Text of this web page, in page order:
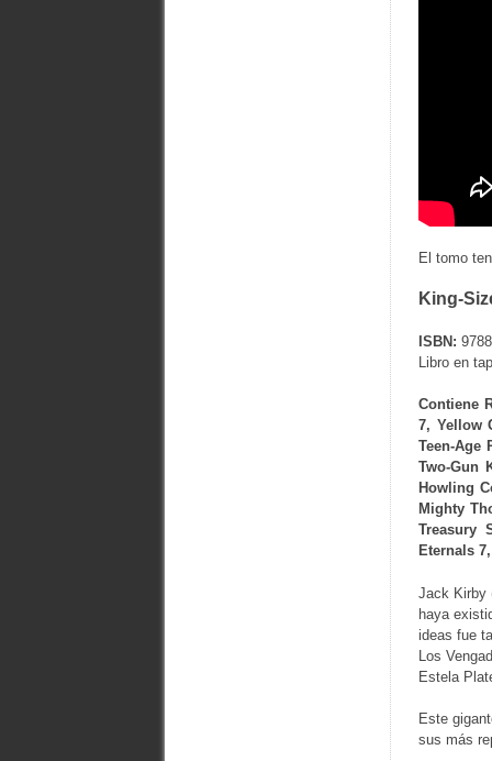
El tomo
King-
ISBN:
Libro en
Contiene
7, Yellow
Teen-Age
Two-Gun
Howling
Mighty
Treasury
Eternals
Jack Kirby
haya
ideas fue
Los
Estela
Este
sus más